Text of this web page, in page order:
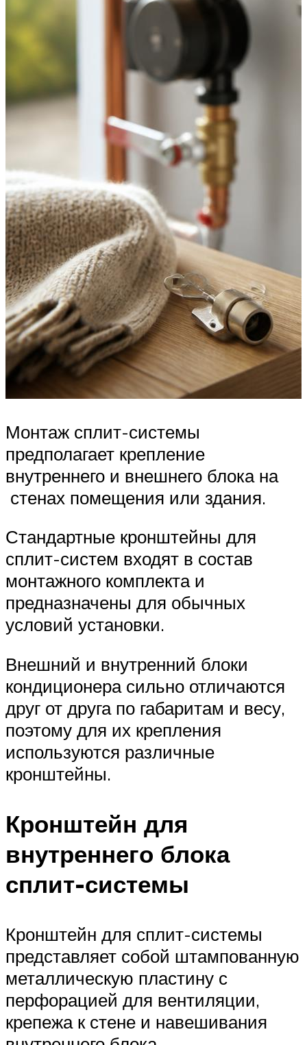
Монтаж сплит-системы
предполагает крепление
внутреннего и внешнего блока на
стенах помещения или здания.
Стандартные кронштейны для
сплит-систем входят в состав
монтажного комплекта и
предназначены для обычных
условий установки.
Внешний и внутренний блоки
кондиционера сильно отличаются
друг от друга по габаритам и весу,
поэтому для их крепления
используются различные
кронштейны.
Кронштейн для
внутреннего блока
сплит-системы
Кронштейн для сплит-системы
представляет собой штампованную
металлическую пластину с
перфорацией для вентиляции,
крепежа к стене и навешивания